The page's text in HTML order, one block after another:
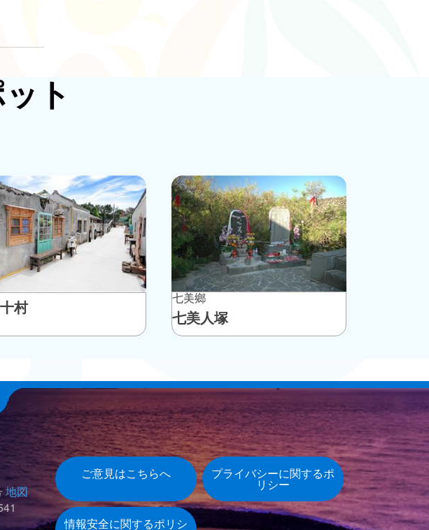
は馬
あり
殿、
額が
はい
ウサ
ト
村 七美鄉
七美人塚
地図
ご意見はこちらへ プライバシーに関するポ
リシー
情報安全に関するポリシ